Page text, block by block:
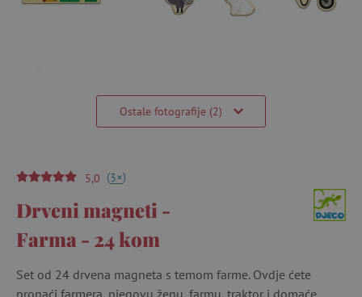
Ostale fotografije (2)
5,0 (3+)
Drveni magneti -
Farma - 24 kom
Set od 24 drvena magneta s temom farme. Ovdje ćete
pronaći farmera, njegovu ženu, farmu, traktor i domaće